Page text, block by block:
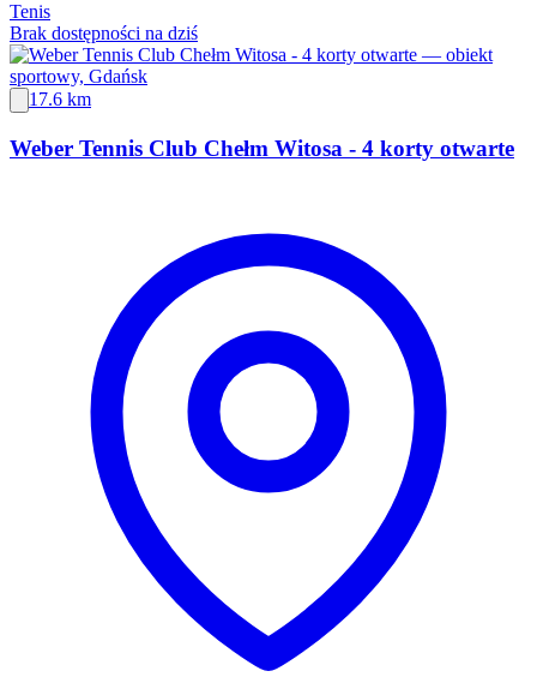
Tenis
Brak dostępności na dziś
17.6 km
Weber Tennis Club Chełm Witosa - 4 korty otwarte